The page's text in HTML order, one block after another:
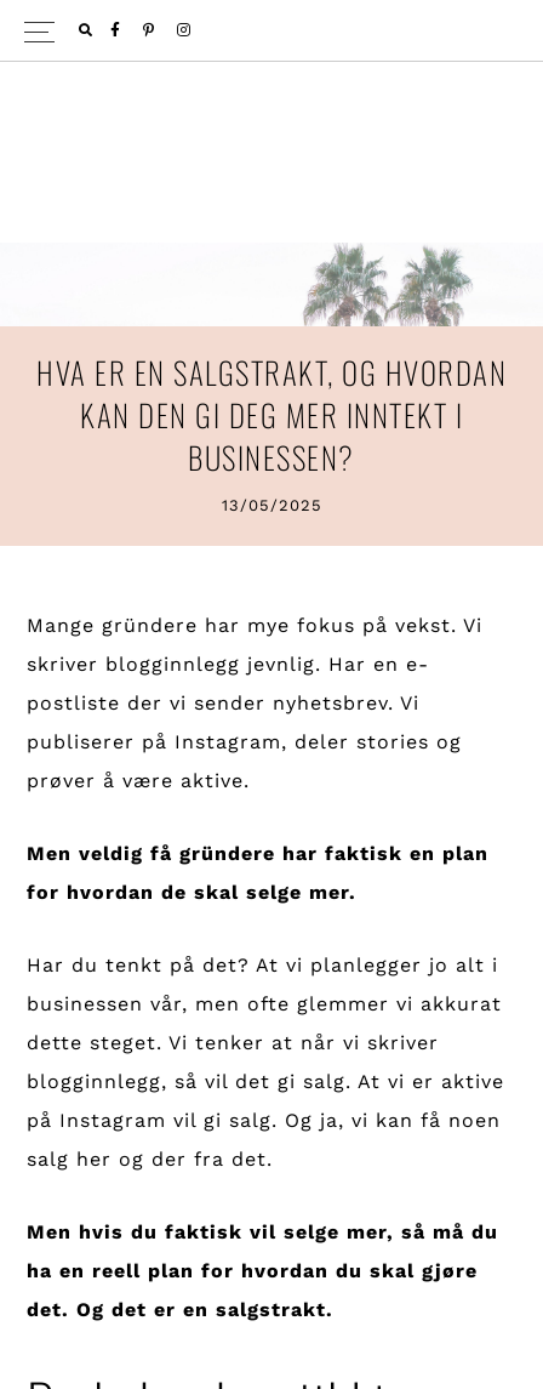
Hopp
til
Hopp
til
FACEBOOK
PINTEREST
INSTAGRAM
HVA ER EN SALGSTRAKT, OG HVORDAN
KAN DEN GI DEG MER INNTEKT I
BUSINESSEN?
13/05/2025
Mange gründere har mye fokus på vekst. Vi
skriver blogginnlegg jevnlig. Har en e-
postliste der vi sender nyhetsbrev. Vi
publiserer på Instagram, deler stories og
prøver å være aktive.
Men veldig få gründere har faktisk en plan
for hvordan de skal selge mer.
Har du tenkt på det? At vi planlegger jo alt i
businessen vår, men ofte glemmer vi akkurat
dette steget. Vi tenker at når vi skriver
blogginnlegg, så vil det gi salg. At vi er aktive
på Instagram vil gi salg. Og ja, vi kan få noen
salg her og der fra det.
Men hvis du faktisk vil selge mer, så må du
ha en reell plan for hvordan du skal gjøre
det. Og det er en salgstrakt.